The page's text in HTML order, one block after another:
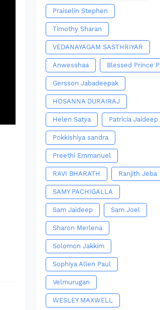
Praiselin Stephen
Timothy Sharan
VEDANAYAGAM SASTHRIYAR
Anwesshaa Blessed Prince P
Gersson Jabadeepak
HOSANNA DURAIRAJ
Helen Satya Patricia Jaideep
Pokkishiya sandra
Preethi Emmanuel
RAVI BHARATH Ranjith Jeba
SAMY PACHIGALLA
Sam Jaideep Sam Joel
Sharon Merlena
Solomon Jakkim
Sophiya Allen Paul
Velmurugan
WESLEY MAXWELL